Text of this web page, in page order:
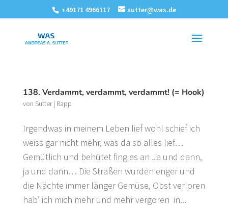
+49171 4966117 sutter@was.de
138. Verdammt, verdammt, verdammt! (= Hook)
von Sutter| Rapp
Irgendwas in meinem Leben lief wohl schief ich
weiss gar nicht mehr, was da so alles lief…
Gemütlich und behütet fing es an Ja und dann,
ja und dann… Die Straßen wurden enger und
die Nächte immer länger Gemüse, Obst verloren
hab’ ich mich mehr und mehr vergoren in...